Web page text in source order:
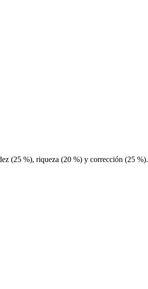
(25 %), riqueza (20 %) y corrección (25 %).